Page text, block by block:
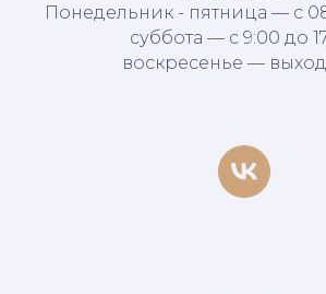
Понедельник - пятница — с
суббота — с 9:00 до
воскресенье —